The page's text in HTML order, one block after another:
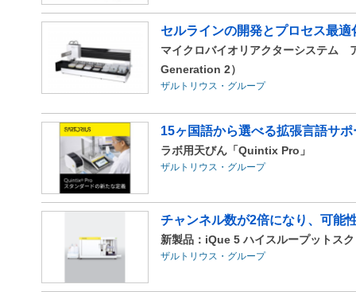
セルラインの開発とプロセス最
マイクロバイオリアクターシステム
Generation 2）
ザルトリウス・グループ
15ヶ国語から選べる拡張言語サ
ラボ用天びん「Quintix Pro」
ザルトリウス・グループ
チャンネル数が2倍になり、可能
新製品：iQue 5 ハイスループットス
ザルトリウス・グループ